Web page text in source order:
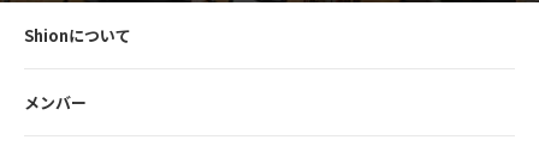
Shionについて
メンバー